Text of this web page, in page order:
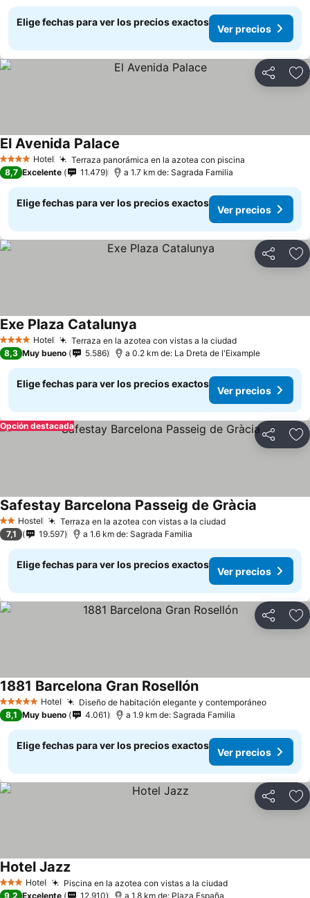
Elige fechas para ver los precios exactos
Ver precios
Compartir
4 EstrellasHotel Terraza panorámica en la azotea con piscina
El Avenida Palace
8,7 Excelente 11.479 a 1.7 km de: Sagrada Familia
Elige fechas para ver los precios exactos
Ver precios
Compartir
4 EstrellasHotel Terraza en la azotea con vistas a la ciudadVer precios
Exe Plaza Catalunya
8,3 Muy bueno 5.586 a 0.2 km de: La Dreta de l'Eixample
Elige fechas para ver los precios exactos
Ver precios
Compartir
Opción destacada
2 Estrellas
Hostel Terraza en la azotea con vistas a la ciudadVer precios
Safestay Barcelona Passeig de Gràcia
7,1 19.597 a 1.6 km de: Sagrada Familia
Elige fechas para ver los precios exactos
Ver precios
Compartir
5 Estrellas Hotel Diseño de habitación elegante y contemporáneoVer
1881 Barcelona Gran RosellónVer precios
8,1 Muy bueno 4.061 a 1.9 km de: Sagrada Familia
Elige fechas para ver los precios exactos
Ver precios
Compartir
3 Estrellas
Hotel Piscina en la azotea con vistas a la ciudadVer precios
Hotel JazzVer precios
9,2 Excelente 12.910 a 1.8 km de: Plaza España